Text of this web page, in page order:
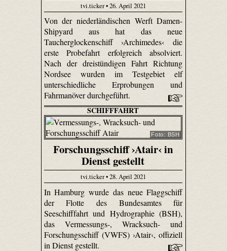
tvi.ticker • 26. April 2021
Von der niederländischen Werft Damen-
Shipyard aus hat das neue
Taucherglockenschiff ›Archimedes‹ die
erste Probefahrt erfolgreich absolviert.
Nach der dreistündigen Fahrt Richtung
Nordsee wurden im Testgebiet elf
unterschiedliche Erprobungen und
Fahrmanöver durchgeführt.
SCHIFFFAHRT
Foto: BSH
Forschungsschiff ›Atair‹ in
Dienst gestellt
tvi.ticker • 28. April 2021
In Hamburg wurde das neue Flaggschiff
der Flotte des Bundesamtes für
Seeschifffahrt und Hydrographie (BSH),
das Vermessungs-, Wracksuch- und
Forschungsschiff (VWFS) ›Atair‹, offiziell
in Dienst gestellt.